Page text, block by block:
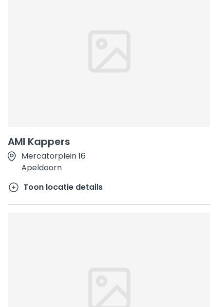
AMI Kappers
Mercatorplein 16
Apeldoorn
Toon locatie details